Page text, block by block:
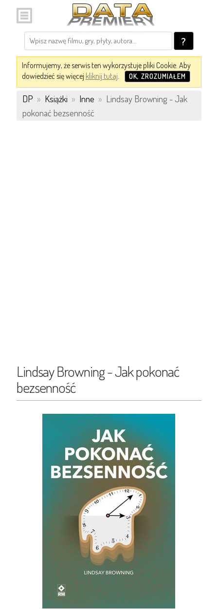
?
Informujemy, że serwis ten wykorzystuje pliki Cookie. Aby
dowiedzieć się więcej kliknij tutaj. OK, ZROZUMIAŁEM
DP » Książki » Inne » Lindsay Browning - Jak
pokonać bezsenność
Lindsay Browning - Jak pokonać
bezsenność